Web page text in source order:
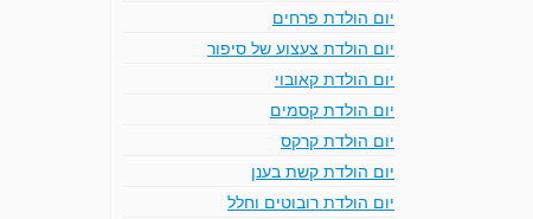
יום הולדת פרחים
יום הולדת צעצוע של סיפור
יום הולדת קאובוי
יום הולדת קסמים
יום הולדת קרקס
יום הולדת קשת בענן
יום הולדת רובוטים וחלל